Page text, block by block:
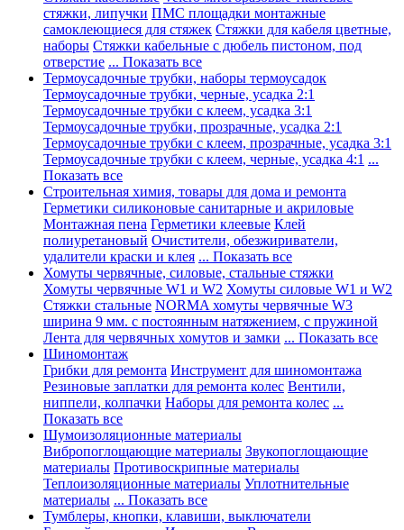
стяжки, липучки ПМС площадки монтажные
самоклеющиеся для стяжек Стяжки для кабеля цветные,
наборы Стяжки кабельные с дюбель пистоном, под
отверстие ... Показать все
Термоусадочные трубки, наборы термоусадок
Термоусадочные трубки, черные, усадка 2:1
Термоусадочные трубки с клеем, усадка 3:1
Термоусадочные трубки, прозрачные, усадка 2:1
Термоусадочные трубки с клеем, прозрачные, усадка 3:1
Термоусадочные трубки с клеем, черные, усадка 4:1 ...
Показать все
Строительная химия, товары для дома и ремонта
Герметики силиконовые санитарные и акриловые
Монтажная пена Герметики клеевые Клей
полиуретановый Очистители, обезжириватели,
удалители краски и клея ... Показать все
Хомуты червячные, силовые, стальные стяжки
Хомуты червячные W1 и W2 Хомуты силовые W1 и W2
Стяжки стальные NORMA хомуты червячные W3
ширина 9 мм. с постоянным натяжением, с пружиной
Лента для червячных хомутов и замки ... Показать все
Шиномонтаж
Грибки для ремонта Инструмент для шиномонтажа
Резиновые заплатки для ремонта колес Вентили,
ниппели, колпачки Наборы для ремонта колес ...
Показать все
Шумоизоляционные материалы
Вибропоглощающие материалы Звукопоглощающие
материалы Противоскрипные материалы
Теплоизоляционные материалы Уплотнительные
материалы ... Показать все
Тумблеры, кнопки, клавиши, выключатели